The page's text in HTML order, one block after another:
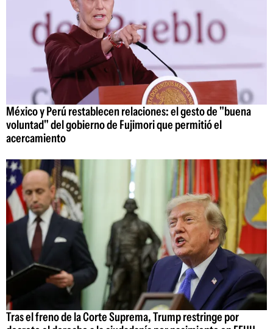
México y Perú restablecen relaciones: el gesto de "buena
voluntad" del gobierno de Fujimori que permitió el
acercamiento
Tras el freno de la Corte Suprema, Trump restringe por